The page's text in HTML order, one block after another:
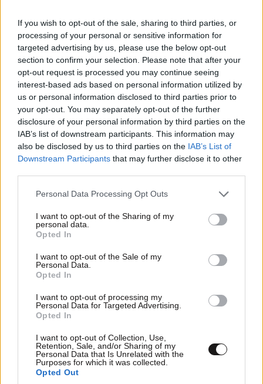
If you wish to opt-out of the sale, sharing to third parties, or
processing of your personal or sensitive information for
targeted advertising by us, please use the below opt-out
section to confirm your selection. Please note that after your
opt-out request is processed you may continue seeing
interest-based ads based on personal information utilized by
us or personal information disclosed to third parties prior to
your opt-out. You may separately opt-out of the further
disclosure of your personal information by third parties on the
IAB’s list of downstream participants. This information may
also be disclosed by us to third parties on the IAB’s List of
Downstream Participants that may further disclose it to other
Please note that this website/app uses one or more Google
not limited to your visit or usage behaviour. You may click to
grant or deny consent to Google and its third-party tags to
use your data for below specified purposes in below Google
consent section.
Personal Data Processing Opt Outs
I want to opt-out of the Sharing of my
personal data.
Opted In
I want to opt-out of the Sale of my
Personal Data.
Opted In
I want to opt-out of processing my
Personal Data for Targeted Advertising.
Opted In
I want to opt-out of Collection, Use,
Retention, Sale, and/or Sharing of my
Personal Data that Is Unrelated with the
Purposes for which it was collected.
Opted Out
Aimilios 07·03·2024 10:13
απορω ποιος νοημων εργοδοτης θα προσλαβει ατομο
απο ΑΠΘ ή ΕΜΠ... αμα ψαχνει κανεις για
επαγγελματιες κηφινες/μπαχαλακηδες παει και στο
μενιδι και βρισκει
Απαντήστε
εχουμε 07·03·2024 10:12
γεμισει φασιστερα διποδα
Μπα; 07·03·2024 09:54
ρε αριστερε φοιτητη; Καλυτερα να τα πληρωνουμε σε
Βουλγαρία και Ρουμανία; Πόσοι φεύγουν γιατί δεν
πετυχαινουν στις πανελληνιες; Και λογω αγχους σε
μια χαλια διαδικασία.